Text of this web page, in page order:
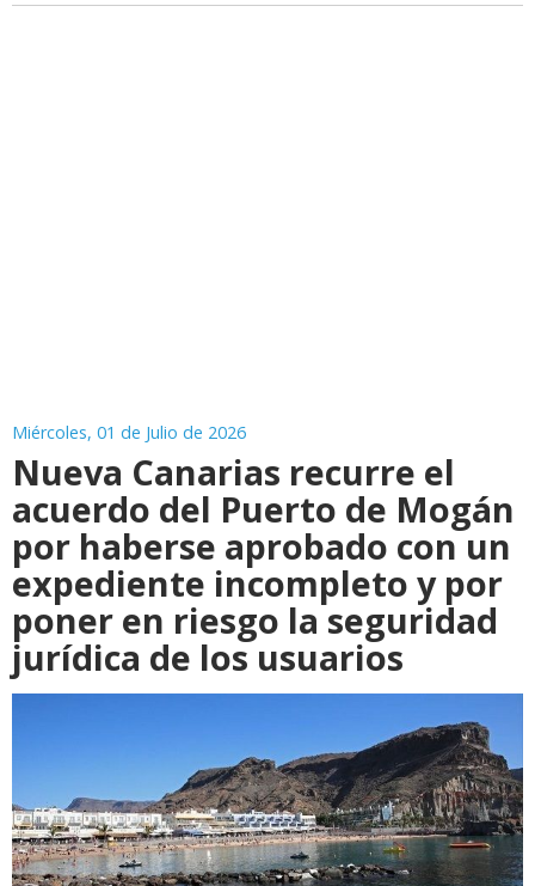
Miércoles, 01 de Julio de 2026
Nueva Canarias recurre el
acuerdo del Puerto de Mogán
por haberse aprobado con un
expediente incompleto y por
poner en riesgo la seguridad
jurídica de los usuarios